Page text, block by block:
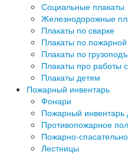
Социальные плакаты
Железнодорожные
Плакаты по сварке
Плакаты по пожарной
Плакаты по
Плакаты про работы
Плакаты детям
Пожарный инвентарь
Фонари
Пожарный инвентарь
Противопожарное
Пожарно-
Лестницы